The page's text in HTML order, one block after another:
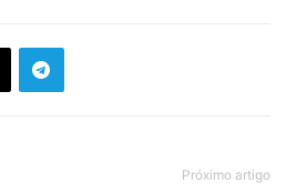
Próximo artigo